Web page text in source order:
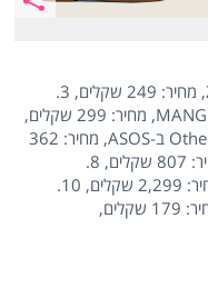
1. Bershka, מחיר: 129 שקלים, 2. ZARA, מחיר: 249 שקלים, 3.
Greek Sandals, מחיר: 390 שקלים, 4. MANGO, מחיר: 299 שקלים,
5. H&M, מחיר: 299 שקלים, 6. Other Stories ב-ASOS, מחיר: 362
שקלים, 7. טומי הילפיגר ב-Factory54, מחיר: 807 שקלים, 8.
Reserved, מחיר: 139 שקלים, 9. IRO, מחיר: 2,299 שקלים, 10.
ALDO, מחיר: 244 שקלים, 11. Adika, מחיר: 179 שקלים,